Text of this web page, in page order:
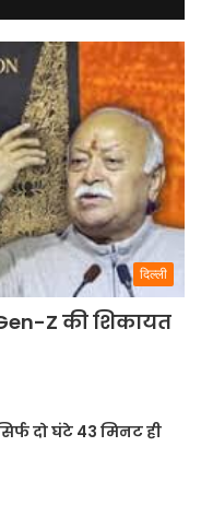
दिल्ली
Z की शिकायत
दो घंटे 43 मिनट ही